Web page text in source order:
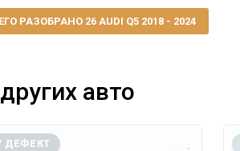
РАЗОБРАНО 26 AUDI Q5 2018 - 2024
авто
ДЕФЕКТ